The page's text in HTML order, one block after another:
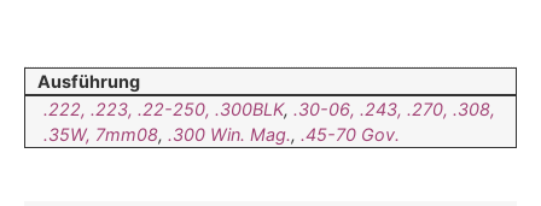
Ausführung
.222, .223, .22-250, .300BLK, .30-06, .243, .270, .308,
.35W, 7mm08, .300 Win. Mag., .45-70 Gov.